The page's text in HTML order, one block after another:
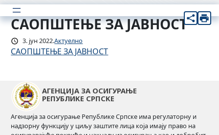
САОПШТЕЊЕ ЗА ЈАВНОСТ
3. јун 2022.Актуелно
САОПШТЕЊЕ ЗА ЈАВНОСТ
АГЕНЦИЈА ЗА ОСИГУРАЊЕ
РЕПУБЛИКЕ СРПСКЕ
Агенција за осигурање Републике Српске има регулаторну и
надзорну функцију у циљу заштите лица која имају право на